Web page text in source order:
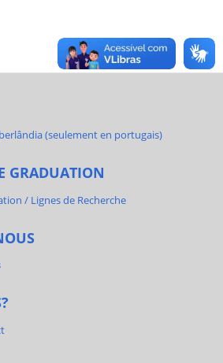
(seulement en portugais)
GRADUATION
/ Lignes de Recherche